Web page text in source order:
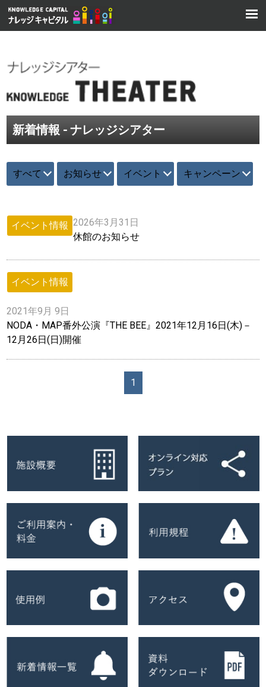
新着情報 - ナレッジシアター
すべて お知らせ イベント キャンペーン
イベント情報 2026年3月31日
休館のお知らせ
イベント情報
2021年9月 9日
NODA・MAP番外公演『THE BEE』2021年12月16日(木)－
12月26日(日)開催
1